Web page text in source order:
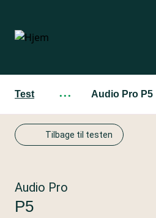
hovedindhold
Test ··· Audio Pro P5
Tilbage til testen
Audio Pro
P5